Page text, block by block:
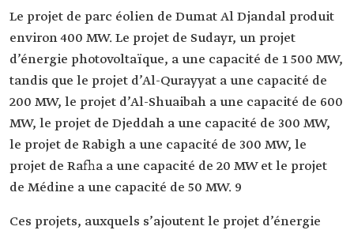
Le projet de parc éolien de Dumat Al Djandal produit
environ 400 MW. Le projet de Sudayr, un projet
d’énergie photovoltaïque, a une capacité de 1 500 MW,
tandis que le projet d’Al-Qurayyat a une capacité de
200 MW, le projet d’Al-Shuaibah a une capacité de 600
MW, le projet de Djeddah a une capacité de 300 MW,
le projet de Rabigh a une capacité de 300 MW, le
projet de Rafha a une capacité de 20 MW et le projet
de Médine a une capacité de 50 MW. 9
Ces projets, auxquels s’ajoutent le projet d’énergie